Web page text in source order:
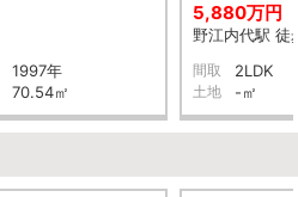
1997年
70.54㎡
5,880万円
野江内代駅 徒
間取 2LDK
土地 -㎡